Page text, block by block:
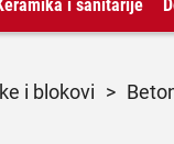
i sanitarije
i blokovi >